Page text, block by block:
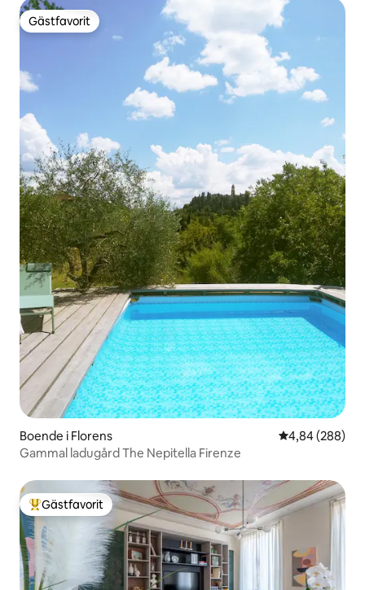
Gästfavorit
Gästfavorit
Boende i Florens 4,84 av 5 i
4,84 (288)
Gammal ladugård The Nepitella Firenze
Populär gästfavorit
Gästfavorit